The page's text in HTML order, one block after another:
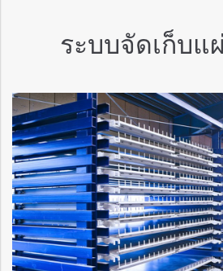
ระบบจัดเก็บแ